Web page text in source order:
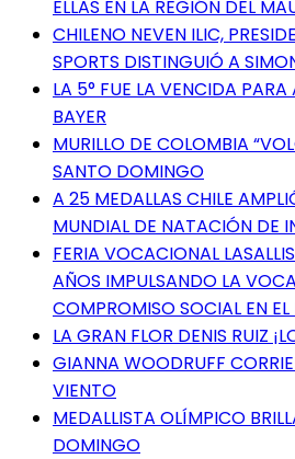
ELLAS EN LA REGIÓN DEL
CHILENO NEVEN ILIC,
SPORTS DISTINGUIÓ A
LA 5° FUE LA VENCIDA PARA
BAYER
MURILLO DE COLOMBIA
SANTO DOMINGO
A 25 MEDALLAS CHILE
MUNDIAL DE NATACIÓN DE
FERIA VOCACIONAL
AÑOS IMPULSANDO LA
COMPROMISO SOCIAL EN EL
LA GRAN FLOR DENIS RUIZ
GIANNA WOODRUFF
VIENTO
MEDALLISTA OLÍMPICO
DOMINGO